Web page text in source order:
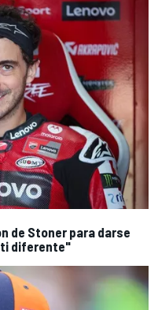
de Stoner para darse
diferente"